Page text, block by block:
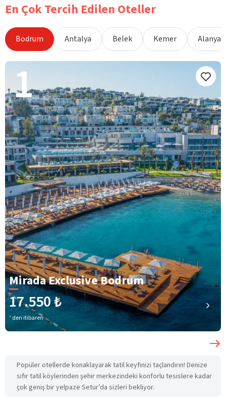
En Çok Tercih Edilen Oteller
Bodrum Antalya Belek Kemer Alanya
1
Mirada Exclusive Bodrum
17.550 ₺
’ den itibaren
Popüler otellerde konaklayarak tatil keyfinizi taçlandırın! Denize
sıfır tatil köylerinden şehir merkezindeki konforlu tesislere kadar
çok geniş bir yelpaze Setur’da sizleri bekliyor.